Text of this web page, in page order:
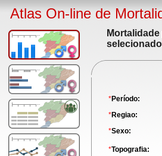
Atlas On-line de
*Período:
*Regiao:
*Sexo:
*Topografia: